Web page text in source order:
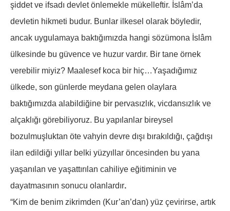
şiddet ve ifsadı devlet önlemekle mükelleftir. İslâm’da
devletin hikmeti budur. Bunlar ilkesel olarak böyledir,
ancak uygulamaya baktığımızda hangi sözümona İslâm
ülkesinde bu güvence ve huzur vardır. Bir tane örnek
verebilir miyiz? Maalesef koca bir hiç…Yaşadığımız
ülkede, son günlerde meydana gelen olaylara
baktığımızda alabildiğine bir pervasızlık, vicdansızlık ve
alçaklığı görebiliyoruz. Bu yapılanlar bireysel
bozulmuşluktan öte vahyin devre dışı bırakıldığı, çağdışı
ilan edildiği yıllar belki yüzyıllar öncesinden bu yana
yaşanılan ve yaşattırılan cahiliye eğitiminin ve
dayatmasının sonucu olanlardır.
“Kim de benim zikrimden (Kur’an’dan) yüz çevirirse, artık